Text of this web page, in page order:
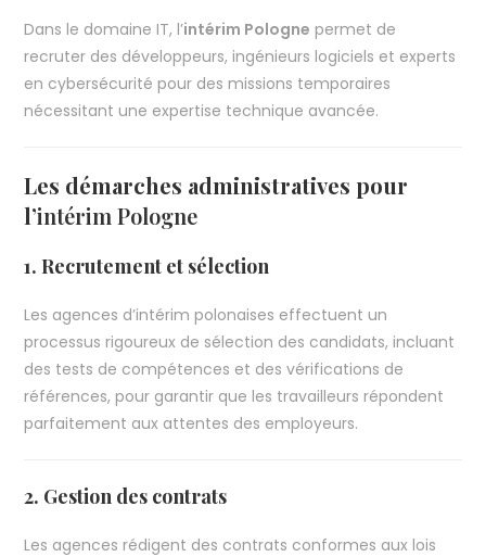
Dans le domaine IT, l’intérim Pologne permet de
recruter des développeurs, ingénieurs logiciels et experts
en cybersécurité pour des missions temporaires
nécessitant une expertise technique avancée.
Les démarches administratives pour
l’intérim Pologne
1. Recrutement et sélection
Les agences d’intérim polonaises effectuent un
processus rigoureux de sélection des candidats, incluant
des tests de compétences et des vérifications de
références, pour garantir que les travailleurs répondent
parfaitement aux attentes des employeurs.
2. Gestion des contrats
Les agences rédigent des contrats conformes aux lois